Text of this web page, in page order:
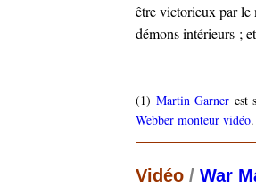
être victorieux par le
démons intérieurs ;
(1) Martin Garner est
Webber monteur vidéo.
Vidéo / War